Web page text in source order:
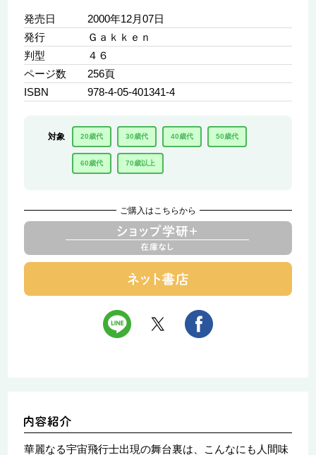
発売日
2000年12月07日
発行
Ｇａｋｋｅｎ
判型
４６
ページ数
256頁
ISBN
978-4-05-401341-4
対象 20歳代 30歳代 40歳代 50歳代
60歳代 70歳以上
ご購入はこちらから
華麗なる宇宙飛行士出現の舞台裏は、こんなにも人間味